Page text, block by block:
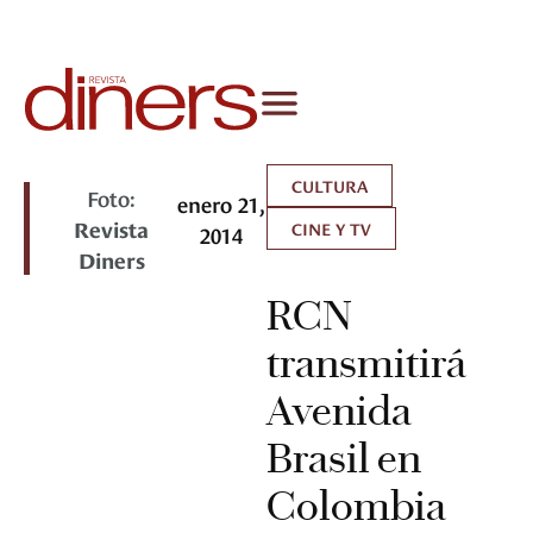
Foto:
Revista
Diners
enero 21,
2014
CULTURA
CINE Y TV
RCN
transmitirá
Avenida
Brasil en
Colombia